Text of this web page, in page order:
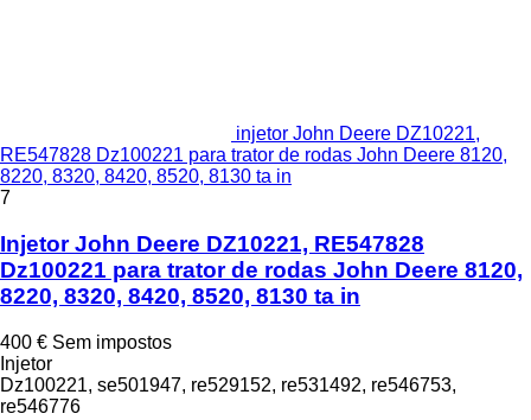
injetor John Deere DZ10221,
RE547828 Dz100221 para trator de rodas John Deere 8120,
8220, 8320, 8420, 8520, 8130 ta in
7
Injetor John Deere DZ10221, RE547828
Dz100221 para trator de rodas John Deere 8120,
8220, 8320, 8420, 8520, 8130 ta in
400 € Sem impostos
Injetor
Dz100221, se501947, re529152, re531492, re546753,
re546776